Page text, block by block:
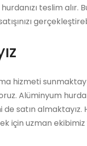
teslim alır.
hizmeti
Alüminyum
satın almaktayız.
için uzman ekibimiz